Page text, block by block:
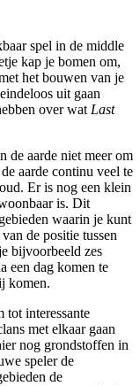
spel in de middle
kap je bomen om,
het bouwen van je
uit gaan
over wat Last
de aarde niet meer om
aarde continu veel te
Er is nog een klein
is. Dit
waarin je kunt
de positie tussen
bijvoorbeeld zes
een dag komen te
komen.
tot interessante
met elkaar gaan
nog grondstoffen in
speler de
de